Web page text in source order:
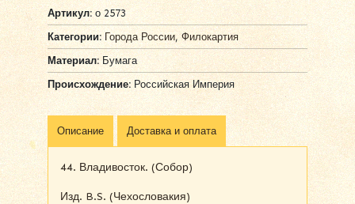
Артикул:о 2573
Категории: Города России,Филокартия
Материал:Бумага
Происхождение: Российская Империя
Описание Доставка и оплата
44. Владивосток. (Собор)
Изд. B.S. (Чехословакия)